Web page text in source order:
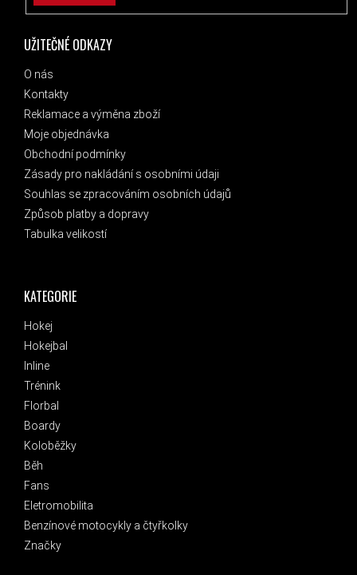
KATEGORIE
Hokej
Hokejbal
Inline
Trénink
Florbal
Boardy
Koloběžky
Běh
Fans
Eletromobilita
Benzínové motocykly a čtyřkolky
Značky
UŽITEČNÉ ODKAZY
O nás
Kontakty
Reklamace a výměna zboží
Moje objednávka
Obchodní podmínky
Zásady pro nakládání s osobními údaji
Souhlas se zpracováním osobních údajů
Způsob platby a dopravy
Tabulka velikostí